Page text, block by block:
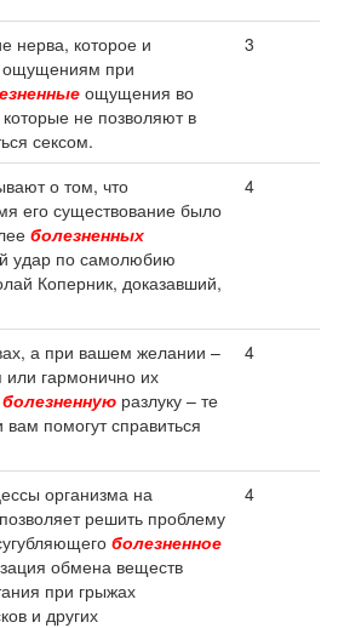
нерва, которое и
ощущениям при
ощущения во
не позволяют в
сексом.
3
о том, что
его существование было
болезненных
удар по самолюбию
Коперник, доказавший,
4
а при вашем желании –
гармонично их
болезненную разлуку – те
помогут справиться
4
организма на
решить проблему
болезненное
обмена веществ
при грыжах
и других
4